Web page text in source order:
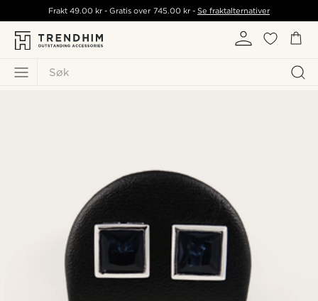
Søk
Frakt49.00 kr - Gratis over 745.00 kr- Se fraktalternativer